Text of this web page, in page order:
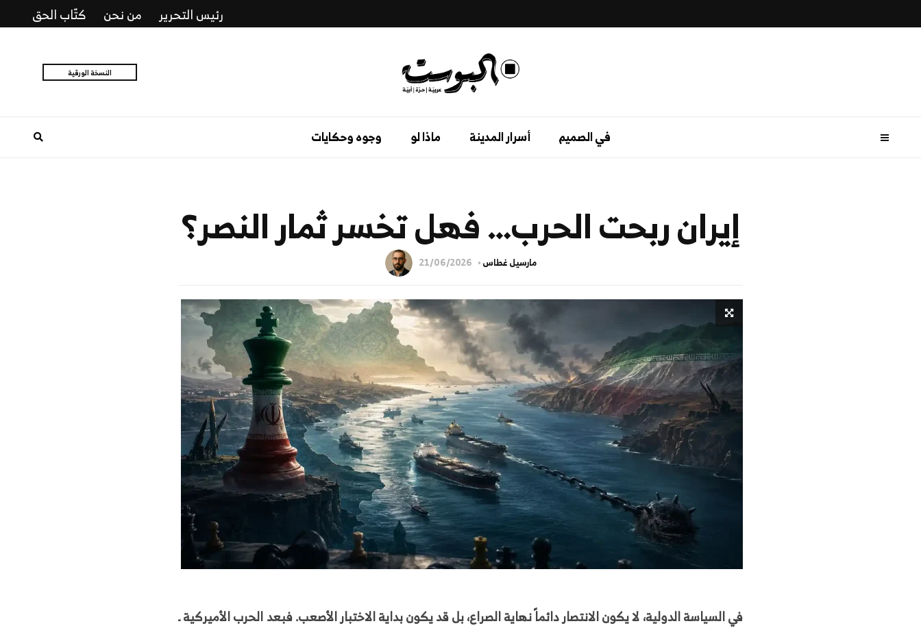
في الصميم أسرار المدينة ماذا لو وجوه وحكايات
النسخة الورقية
رئيس التحرير من نحن كتّاب الحق
إيران ربحت الحرب… فهل تخسر ثمار النصر؟
مارسيل غطاس 21/06/2026
في السياسة الدولية، لا يكون الانتصار دائماً نهاية الصراع، بل قد يكون بداية الاختبار الأصعب. فبعد الحرب الأميركية ـ